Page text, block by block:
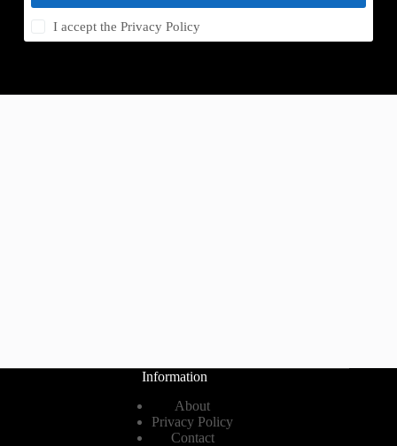
I accept thePrivacy Policy
Information
About
Privacy Policy
Contact